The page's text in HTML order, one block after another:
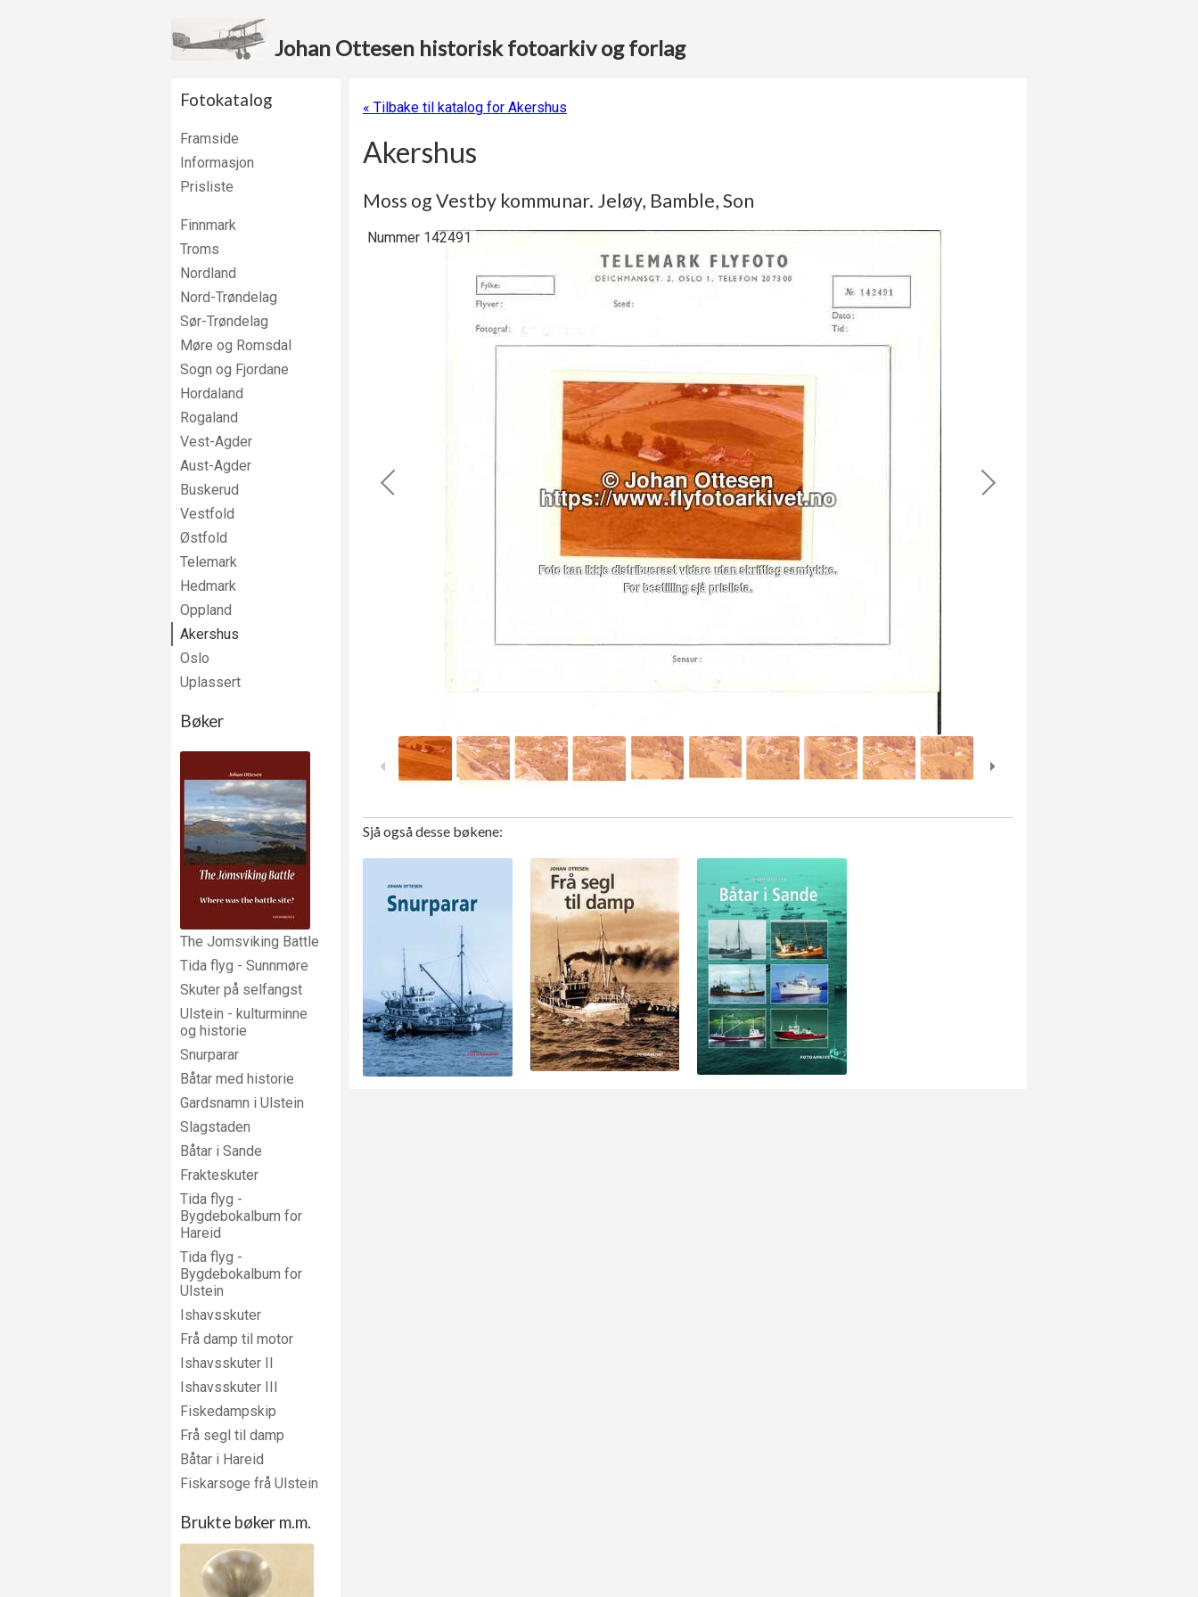
Johan Ottesen historisk fotoarkiv og forlag
Fotokatalog
Framside
Informasjon
Prisliste
Finnmark
Troms
Nordland
Nord-Trøndelag
Sør-Trøndelag
Møre og Romsdal
Sogn og Fjordane
Hordaland
Rogaland
Vest-Agder
Aust-Agder
Buskerud
Vestfold
Østfold
Telemark
Hedmark
Oppland
Akershus
Oslo
Uplassert
Bøker
The Jomsviking Battle
Tida flyg - Sunnmøre
Skuter på selfangst
Ulstein - kulturminne
og historie
Snurparar
Båtar med historie
Gardsnamn i Ulstein
Slagstaden
Båtar i Sande
Frakteskuter
Tida flyg -
Bygdebokalbum for
Hareid
Tida flyg -
Bygdebokalbum for
Ulstein
Ishavsskuter
Frå damp til motor
Ishavsskuter II
Ishavsskuter III
Fiskedampskip
Frå segl til damp
Båtar i Hareid
Fiskarsoge frå Ulstein
Brukte bøker m.m.
« Tilbake til katalog for Akershus
Akershus
Moss og Vestby kommunar. Jeløy, Bamble, Son
Nummer 142491
Sjå også desse bøkene: